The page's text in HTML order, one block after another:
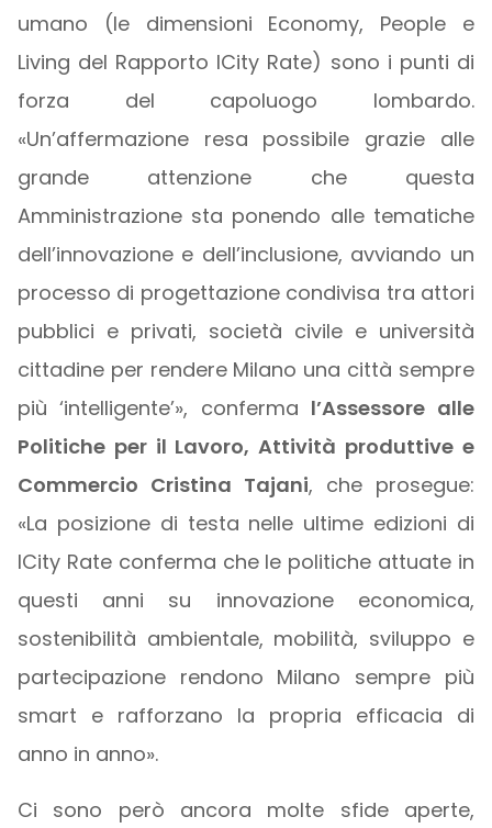
umano (le dimensioni Economy, People e
Living del Rapporto ICity Rate) sono i punti di
forza del capoluogo lombardo.
«Un’affermazione resa possibile grazie alle
grande attenzione che questa
Amministrazione sta ponendo alle tematiche
dell’innovazione e dell’inclusione, avviando un
processo di progettazione condivisa tra attori
pubblici e privati, società civile e università
cittadine per rendere Milano una città sempre
più ‘intelligente’», conferma l’Assessore alle
Politiche per il Lavoro, Attività produttive e
Commercio Cristina Tajani, che prosegue:
«La posizione di testa nelle ultime edizioni di
ICity Rate conferma che le politiche attuate in
questi anni su innovazione economica,
sostenibilità ambientale, mobilità, sviluppo e
partecipazione rendono Milano sempre più
smart e rafforzano la propria efficacia di
anno in anno».
Ci sono però ancora molte sfide aperte,